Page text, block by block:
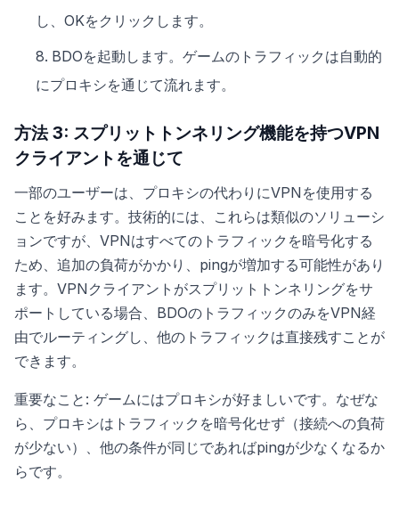
し、OKをクリックします。
BDOを起動します。ゲームのトラフィックは自動的
にプロキシを通じて流れます。
方法 3: スプリットトンネリング機能を持つVPN
クライアントを通じて
一部のユーザーは、プロキシの代わりにVPNを使用する
ことを好みます。技術的には、これらは類似のソリューシ
ョンですが、VPNはすべてのトラフィックを暗号化する
ため、追加の負荷がかかり、pingが増加する可能性があり
ます。VPNクライアントがスプリットトンネリングをサ
ポートしている場合、BDOのトラフィックのみをVPN経
由でルーティングし、他のトラフィックは直接残すことが
できます。
重要なこと: ゲームにはプロキシが好ましいです。なぜな
ら、プロキシはトラフィックを暗号化せず（接続への負荷
が少ない）、他の条件が同じであればpingが少なくなるか
らです。